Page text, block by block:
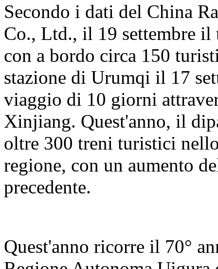
Secondo i dati del China
Co., Ltd., il 19 settembre
con a bordo circa 150
stazione di Urumqi il 17
viaggio di 10 giorni
Xinjiang. Quest'anno, il
oltre 300 treni turistici
regione, con un aumento
precedente.
Quest'anno ricorre il 70°